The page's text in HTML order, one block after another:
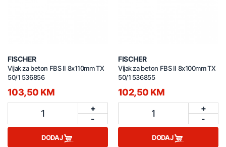
FISCHER
Vijak za beton FBS II 8x110mm TX
50/1 536856
103,50 KM
1
+
-
DODAJ
FISCHER
Vijak za beton FBS II 8x100mm TX
50/1 536855
102,50 KM
1
+
-
DODAJ